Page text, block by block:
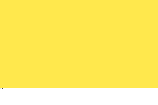
Sie stets aktuelle